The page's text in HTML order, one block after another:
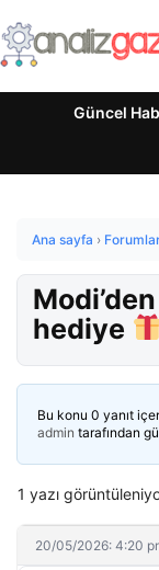
Güncel
Ana sayfa ›
hediye
Bu konu 0 yanıt
admin tarafından
1 yazı
20/05/2026: 4:20